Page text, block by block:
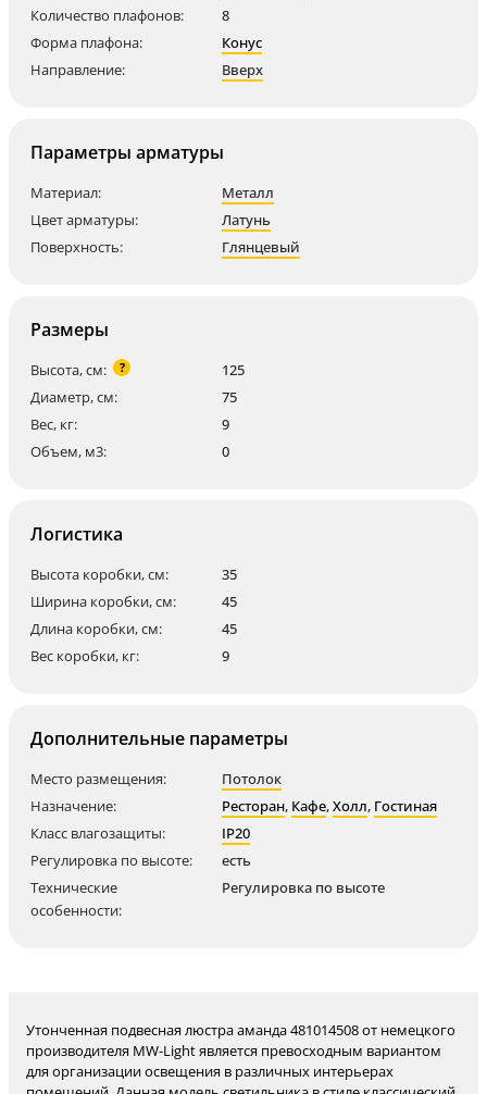
Количество плафонов:
8
Форма плафона:
Конус
Направление:
Вверх
Параметры арматуры
Материал:
Металл
Цвет арматуры:
Латунь
Поверхность:
Глянцевый
Размеры
Высота, см: ?
125
Диаметр, см:
75
Вес, кг:
9
Объем, м3:
0
Логистика
Высота коробки, см:
35
Ширина коробки, см:
45
Длина коробки, см:
45
Вес коробки, кг:
9
Дополнительные параметры
Место размещения:
Потолок
Назначение:
Ресторан, Кафе,Холл, Гостиная
Класс влагозащиты:
IP20
Регулировка по высоте:
есть
Технические
особенности:
Регулировка по высоте
Утонченная подвесная люстра аманда 481014508 от немецкого
производителя MW-Light является превосходным вариантом
для организации освещения в различных интерьерах